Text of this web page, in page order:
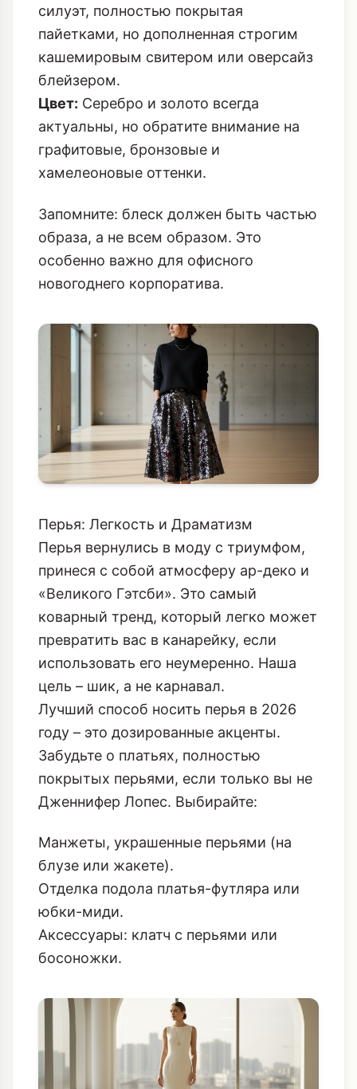
плотного шелка.
Юбка-миди:
Юбка-карандаш или А-
силуэт, полностью покрытая
пайетками, но дополненная строгим
кашемировым свитером или оверсайз
блейзером.
Цвет:
Серебро и золото всегда
актуальны, но обратите внимание на
графитовые, бронзовые и
хамелеоновые оттенки.
Запомните: блеск должен быть частью
образа, а не всем образом. Это
новогоднего корпоратива
Перья: Легкость и Драматизм
Перья вернулись в моду с триумфом,
принеся с собой атмосферу ар-деко и
«Великого Гэтсби». Это самый
коварный тренд, который легко может
превратить вас в канарейку, если
использовать его неумеренно. Наша
цель – шик, а не карнавал.
Лучший способ носить перья в 2026
году – это дозированные акценты.
Забудьте о платьях, полностью
покрытых перьями, если только вы не
Дженнифер Лопес. Выбирайте:
Манжеты, украшенные перьями (на
блузе или жакете).
Отделка подола платья-футляра или
юбки-миди.
босоножки.